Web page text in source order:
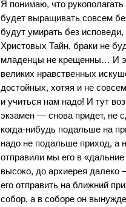
Я понимаю, что
будет выращивать совсем
будут умирать без
Христовых Тайн, браки не
младенцы не крещенны… И
великих нравственных
достойных, хотяя и не
и учиться нам надо! И тут
экзамен — снова придет, не
когда-нибудь подальше на
надо не подальше приход, а
отправили мы его в
высоко, до архиерея далеко
его отправить на ближний
собор, а в соборе он